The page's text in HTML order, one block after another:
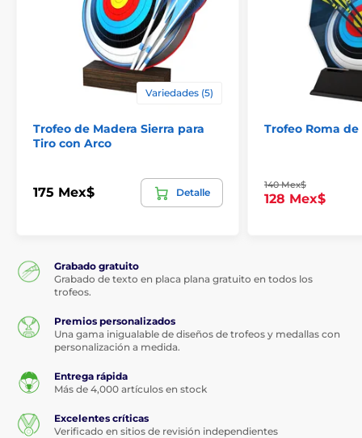
Variedades (5)
Trofeo de Madera Sierra para
Tiro con Arco
175 Mex$ Detalle
Trofeo Roma
140 Mex$
128 Mex$
Grabado gratuito
Grabado de texto en placa plana gratuito en todos los
trofeos.
Premios personalizados
Una gama inigualable de diseños de trofeos y medallas con
personalización a medida.
Entrega rápida
Más de 4,000 artículos en stock
Excelentes críticas
Verificado en sitios de revisión independientes